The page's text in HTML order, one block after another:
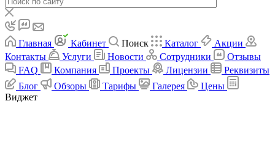
Главная Кабинет Поиск Каталог
Акции
Контакты
Услуги Новости Сотрудники
Отзывы
FAQ
Компания Проекты Лицензии
Реквизиты
Блог
Обзоры Тарифы Галерея
Цены
Виджет